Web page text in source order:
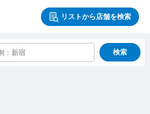
リストから店舗を検索
検索